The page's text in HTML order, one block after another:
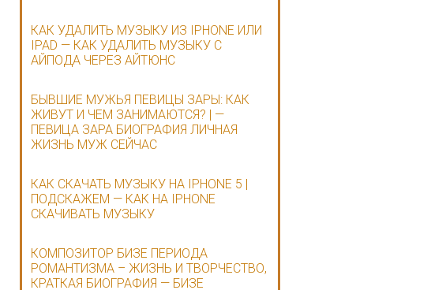
КАК УДАЛИТЬ МУЗЫКУ ИЗ IPHONE ИЛИ
IPAD — КАК УДАЛИТЬ МУЗЫКУ С
АЙПОДА ЧЕРЕЗ АЙТЮНС
БЫВШИЕ МУЖЬЯ ПЕВИЦЫ ЗАРЫ: КАК
ЖИВУТ И ЧЕМ ЗАНИМАЮТСЯ? | —
ПЕВИЦА ЗАРА БИОГРАФИЯ ЛИЧНАЯ
ЖИЗНЬ МУЖ СЕЙЧАС
КАК СКАЧАТЬ МУЗЫКУ НА IPHONE 5 |
ПОДСКАЖЕМ — КАК НА IPHONE
СКАЧИВАТЬ МУЗЫКУ
КОМПОЗИТОР БИЗЕ ПЕРИОДА
РОМАНТИЗМА – ЖИЗНЬ И ТВОРЧЕСТВО,
КРАТКАЯ БИОГРАФИЯ — БИЗЕ